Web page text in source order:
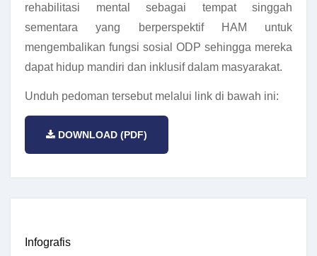
rehabilitasi mental sebagai tempat singgah
sementara yang berperspektif HAM untuk
mengembalikan fungsi sosial ODP sehingga mereka
dapat hidup mandiri dan inklusif dalam masyarakat.
Unduh pedoman tersebut melalui link di bawah ini:
DOWNLOAD (PDF)
Infografis